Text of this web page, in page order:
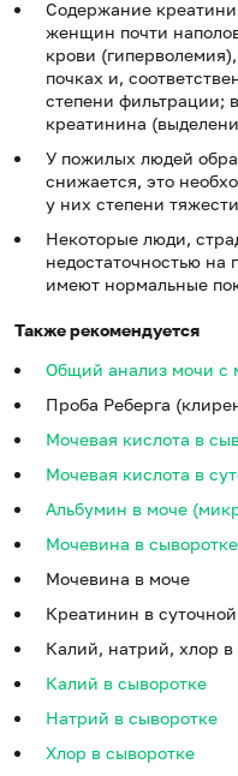
Содержание
женщин почти
крови
почках и,
степени фильтрации;
креатинина
У пожилых людей
снижается, это
у них степени
Некоторые люди,
недостаточностью на
имеют нормальные
Также рекомендуется
Общий анализ мочи с
Проба Реберга
Мочевая кислота в
Мочевая кислота в
Альбумин в моче
Мочевина в сыворотке
Мочевина в моче
Креатинин в
Калий, натрий, хлор в
Калий в сыворотке
Натрий в сыворотке
Хлор в сыворотке